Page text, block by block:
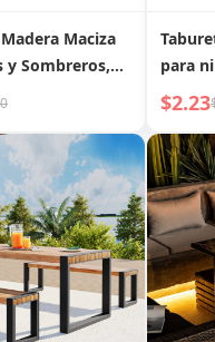
Maciza
y Sombreros,
Cambiar
Entrada del
para Pasillo
Integrado para
para
hogar,
$2.23